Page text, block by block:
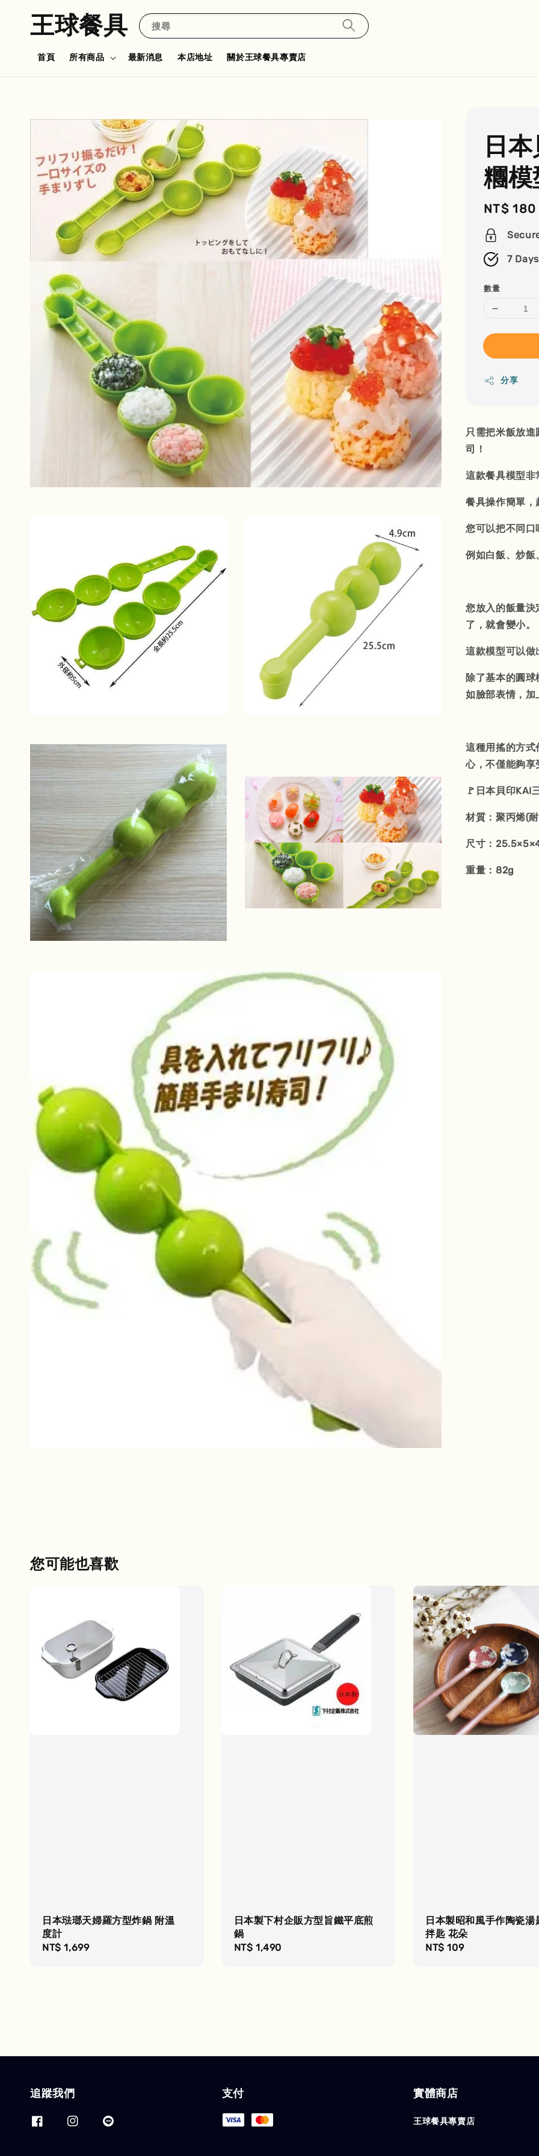
王球餐具 搜尋
首頁 所有商品 最新消息 本店地址 關於王球餐具專賣店
日
糰模
Regular
price
NT$ 180
7
數量
分享
只需把米飯放
司！
這款餐具模型非
餐具操作簡單，
您可以把不同口
例如白飯、炒飯
您放入的飯量
了，就會變小。
這款模型可以做
除了基本的圓
如臉部表情，加
這種用搖的方式
心，不僅能夠享
🚩日本貝印KAI
材質：聚丙烯(耐
尺寸：
重量：82g
您可能也喜歡
日本琺瑯天婦羅方型炸鍋 附溫
度計
Regular
NT$ 1,699
日本製下村企販方型旨鐵平底煎
鍋
Regular
NT$ 1,490
日本製昭和風手作陶瓷
拌匙 花朵
Regular
NT$ 109
追蹤我們 支付 實體商店
王球餐具專賣店